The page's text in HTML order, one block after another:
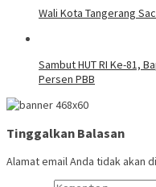
Wali Kota Tangerang
Sambut HUT RI Ke-81,
Persen PBB
Tinggalkan Balasan
Alamat email Anda tidak akan